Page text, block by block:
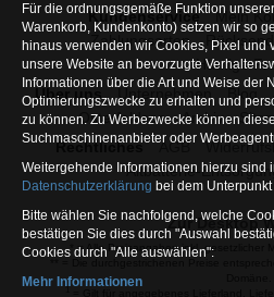
Kundenservice Mein
Zahlungsarten
Häufige
Über uns
Unternehmen Blog
Osterfeldsee
Archiv
Rechtliches
AGB
Altbatterie-
Zur Desktop
* = Alle Preisangaben inkl. gesetzlicher
Für die ordnungsgemäße Funktion
Warenkorb, Kundenkonto) setzen wir so
hinaus verwenden wir Cookies, Pixel und
unsere Website an bevorzugte
Informationen über die Art und Weise der
Optimierungszwecke zu erhalten und
zu können. Zu Werbezwecke können
Suchmaschinenanbieter oder
Weitergehende Informationen hierzu sind
Datenschutzerklärung bei dem
Bitte wählen Sie nachfolgend, welche
bestätigen Sie dies durch "Auswahl
Cookies durch "Alle auswählen":
Mehr Informationen